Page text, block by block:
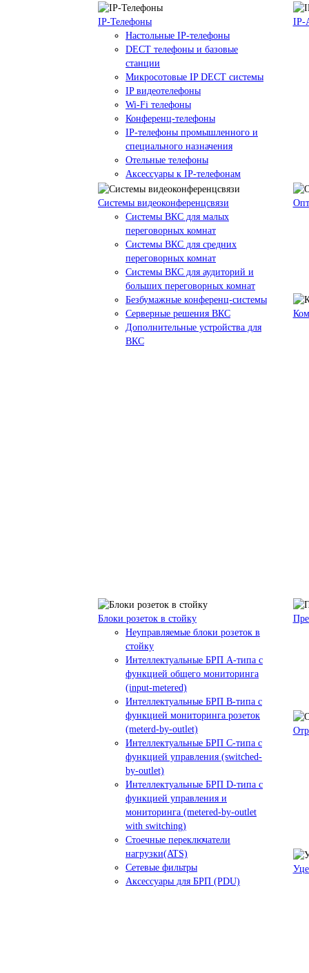
IP-Телефоны
Настольные IP-телефоны
DECT телефоны и базовые
станции
Микросотовые IP DECT системы
IP видеотелефоны
Wi-Fi телефоны
Конференц-телефоны
IP-телефоны промышленного и
специального назначения
Отельные телефоны
Аксессуары к IP-телефонам
IP-
Системы видеоконференцсвязи
Системы ВКС для малых
переговорных комнат
Системы ВКС для средних
переговорных комнат
Системы ВКС для аудиторий и
больших переговорных комнат
Безбумажные конференц-системы
Серверные решения ВКС
Дополнительные устройства для
ВКС
Блоки розеток в стойку
Неуправляемые блоки розеток в
стойку
Интеллектуальные БРП А-типа с
функцией общего мониторинга
(input-metered)
Интеллектуальные БРП B-типа с
функцией мониторинга розеток
(meterd-by-outlet)
Интеллектуальные БРП C-типа с
функцией управления (switched-
by-outlet)
Интеллектуальные БРП D-типа с
функцией управления и
мониторинга (metered-by-outlet
with switching)
Стоечные переключатели
нагрузки(ATS)
Сетевые фильтры
Аксессуары для БРП (PDU)